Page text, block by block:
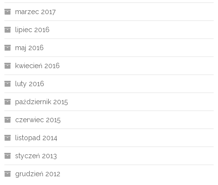
marzec 2017
lipiec 2016
maj 2016
kwiecień 2016
luty 2016
październik 2015
czerwiec 2015
listopad 2014
styczeń 2013
grudzień 2012